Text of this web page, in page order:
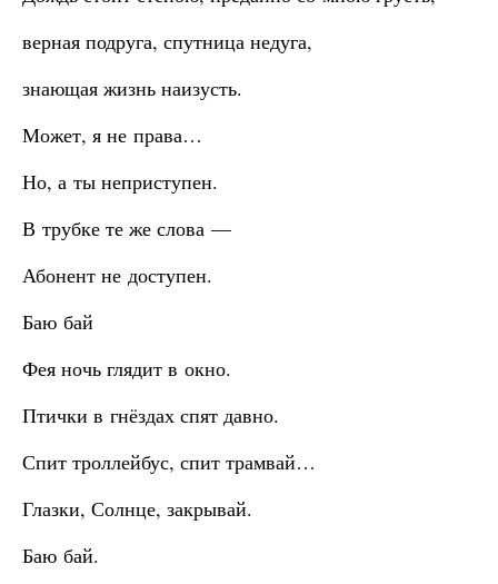
верная подруга, спутница недуга,
знающая жизнь наизусть.
Может, я не права…
Но, а ты неприступен.
В трубке те же слова —
Абонент не доступен.
Баю бай
Фея ночь глядит в окно.
Птички в гнёздах спят давно.
Спит троллейбус, спит трамвай…
Глазки, Солнце, закрывай.
Баю бай.